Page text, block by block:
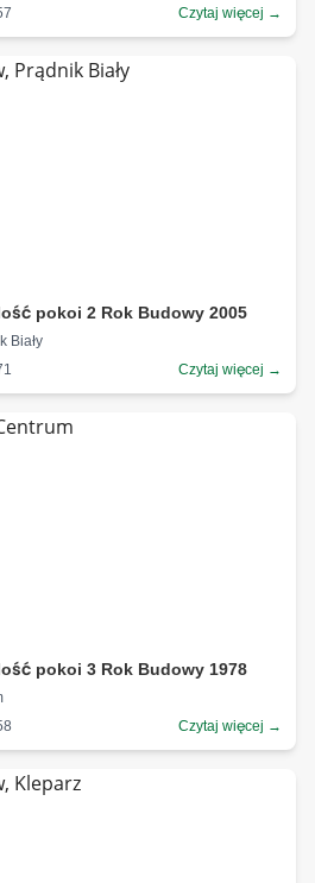
Czytaj więcej →
pokoi 2 Rok Budowy 2005
Biały
Czytaj więcej →
pokoi 3 Rok Budowy 1978
Czytaj więcej →